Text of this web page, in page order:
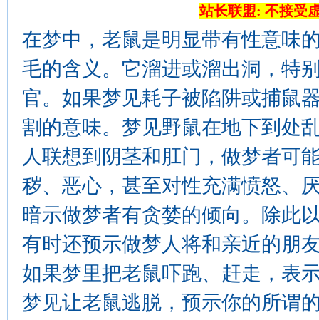
站长联盟: 不接受
在梦中，老鼠是明显带有性意味
毛的含义。它溜进或溜出洞，特
官。如果梦见耗子被陷阱或捕鼠
割的意味。梦见野鼠在地下到处
人联想到阴茎和肛门，做梦者可
秽、恶心，甚至对性充满愤怒、
暗示做梦者有贪婪的倾向。除此
有时还预示做梦人将和亲近的朋
如果梦里把老鼠吓跑、赶走，表
梦见让老鼠逃脱，预示你的所谓